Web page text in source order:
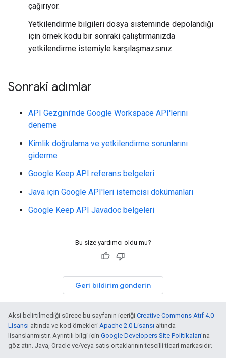
çağırıyor.
Yetkilendirme bilgileri dosya sisteminde depolandığı
için örnek kodu bir sonraki çalıştırmanızda
yetkilendirme istemiyle karşılaşmazsınız.
Sonraki adımlar
API Gezgini'nde Google Workspace API'lerini
deneme
Kimlik doğrulama ve yetkilendirme sorunlarını
giderme
Google Keep API referans belgeleri
Java için Google API'leri istemcisi dokümanları
Google Keep API Javadoc belgeleri
Bu size yardımcı oldu mu?
Geri bildirim gönderin
Aksi belirtilmediği sürece bu sayfanın içeriği Creative Commons Atıf 4.0
Lisansı altında ve kod örnekleri Apache 2.0 Lisansı altında
lisanslanmıştır. Ayrıntılı bilgi için Google Developers Site Politikaları'na
göz atın. Java, Oracle ve/veya satış ortaklarının tescilli ticari markasıdır.